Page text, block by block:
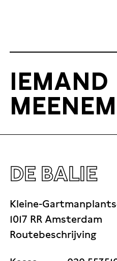
IEMAND
DE BALIE
Kleine-
1017 RR Amsterdam
Routebeschrijving